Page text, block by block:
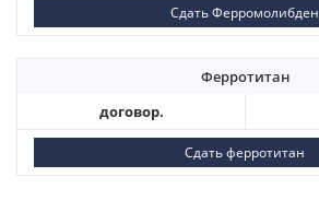
Сдать Ферромолибден
Ферротитан
договор.
Сдать ферротитан